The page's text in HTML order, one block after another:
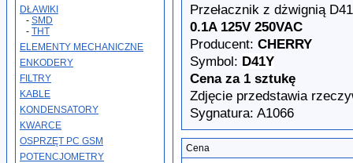
DŁAWIKI
- SMD
- THT
ELEMENTY MECHANICZNE
ENKODERY
FILTRY
KABLE
KONDENSATORY
KWARCE
OSPRZĘT PC GSM
POTENCJOMETRY
Przełacznik z dżwignią
0.1A 125V 250VAC
Producent: CHERRY
Symbol: D41Y
Cena za 1 sztukę
Zdjęcie przedstawia
Sygnatura: A1066
Cena